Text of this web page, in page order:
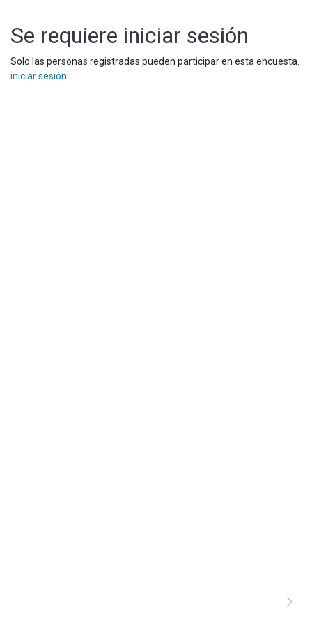
Se requiere iniciar sesión
Solo las personas registradas pueden participar en esta encuesta.
iniciar sesión